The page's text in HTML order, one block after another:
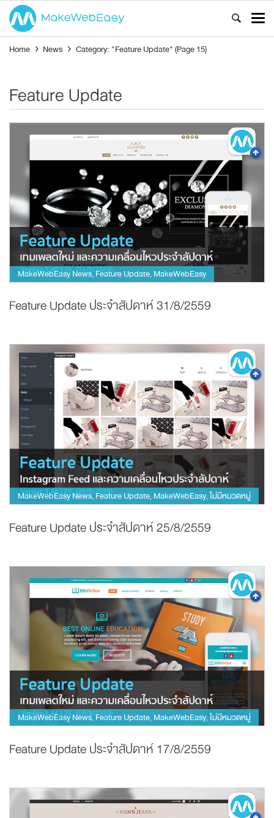
Home › News › Category: "Feature Update"(Page 15)
Feature Update
MakeWebEasy News,Feature Update, MakeWebEasy
Feature Update ประจำสัปดาห์ 31/8/2559
MakeWebEasy News,Feature Update, MakeWebEasy,ไม่มีหมวดหมู่
Feature Update ประจำสัปดาห์ 25/8/2559
MakeWebEasy News,Feature Update, MakeWebEasy,ไม่มีหมวดหมู่
Feature Update ประจำสัปดาห์ 17/8/2559